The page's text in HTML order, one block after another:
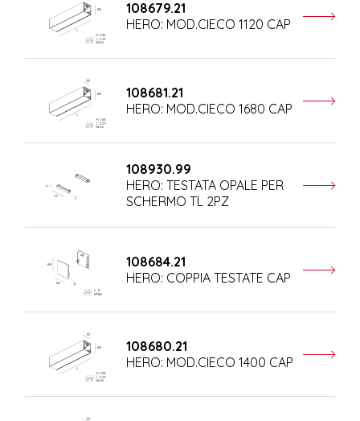
108679.21
HERO: MOD.CIECO 1120 CAP
108681.21
HERO: MOD.CIECO 1680 CAP
108930.99
HERO: TESTATA OPALE PER
SCHERMO TL 2PZ
108684.21
HERO: COPPIA TESTATE CAP
108680.21
HERO: MOD.CIECO 1400 CAP